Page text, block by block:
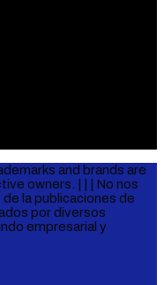
and brands are
owners. | | | No nos
la publicaciones de
por diversos
empresarial y